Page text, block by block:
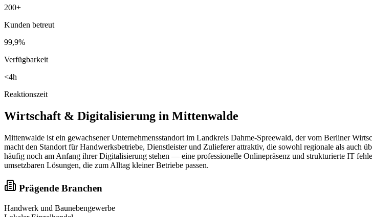
200+
Kunden betreut
99,9%
Verfügbarkeit
<4h
Reaktionszeit
Wirtschaft & Digitalisierung in Mittenwalde
Mittenwalde ist ein gewachsener Unternehmensstandort im Landkreis Dahme-Spreewald, der vom Berliner
macht den Standort für Handwerksbetriebe, Dienstleister und Zulieferer attraktiv, die sowohl regionale als auch
häufig noch am Anfang ihrer Digitalisierung stehen — eine professionelle Onlinepräsenz und strukturierte IT
umsetzbaren Lösungen, die zum Alltag kleiner Betriebe passen.
Prägende Branchen
Handwerk und Baunebengewerbe